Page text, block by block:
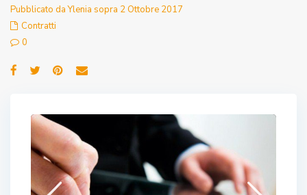
Pubblicato da Ylenia sopra 2 Ottobre 2017
Contratti
0